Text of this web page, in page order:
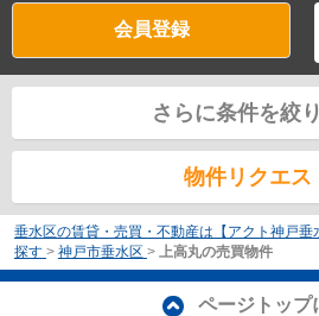
会員登録
さらに条件を絞
物件リクエス
垂水区の賃貸・売買・不動産は【アクト神戸垂
探す > 神戸市垂水区 > 上高丸の売買物件
ページトップ